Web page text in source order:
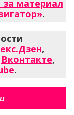
материал
.
,
Вконтакте,
.